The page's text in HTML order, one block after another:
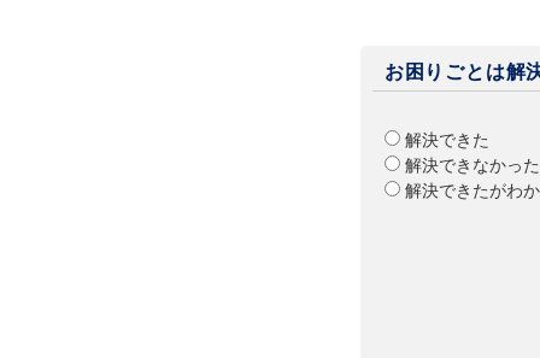
お困りごとは解
解決できた
解決できなかった
解決できたがわ